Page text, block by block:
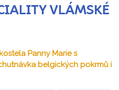
VLÁMSKÉ
Panny Marie s
belgických pokrmů i